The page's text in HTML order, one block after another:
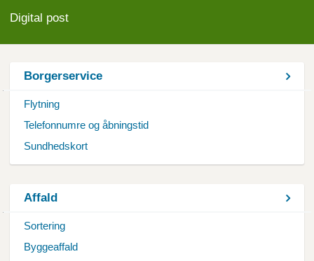
Digital post
Borgerservice
Flytning
Telefonnumre og åbningstid
Sundhedskort
Affald
Sortering
Byggeaffald